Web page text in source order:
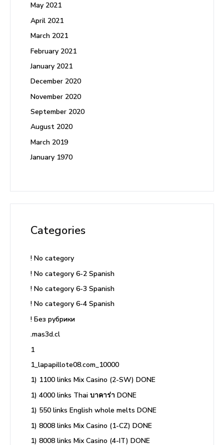
May 2021
April 2021
March 2021
February 2021
January 2021
December 2020
November 2020
September 2020
August 2020
March 2019
January 1970
Categories
! No category
! No category 6-2 Spanish
! No category 6-3 Spanish
! No category 6-4 Spanish
! Без рубрики
.mas3d.cl
1
1_lapapillote08.com_10000
1) 1100 links Mix Casino (2-SW) DONE
1) 4000 links Thai บาคาร่า DONE
1) 550 links English whole melts DONE
1) 8008 links Mix Casino (1-CZ) DONE
1) 8008 links Mix Casino (4-IT) DONE